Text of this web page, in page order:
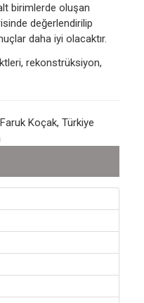
birimlerde oluşan
değerlendirilip
daha iyi olacaktır.
rekonstrüksiyon,
Koçak, Türkiye